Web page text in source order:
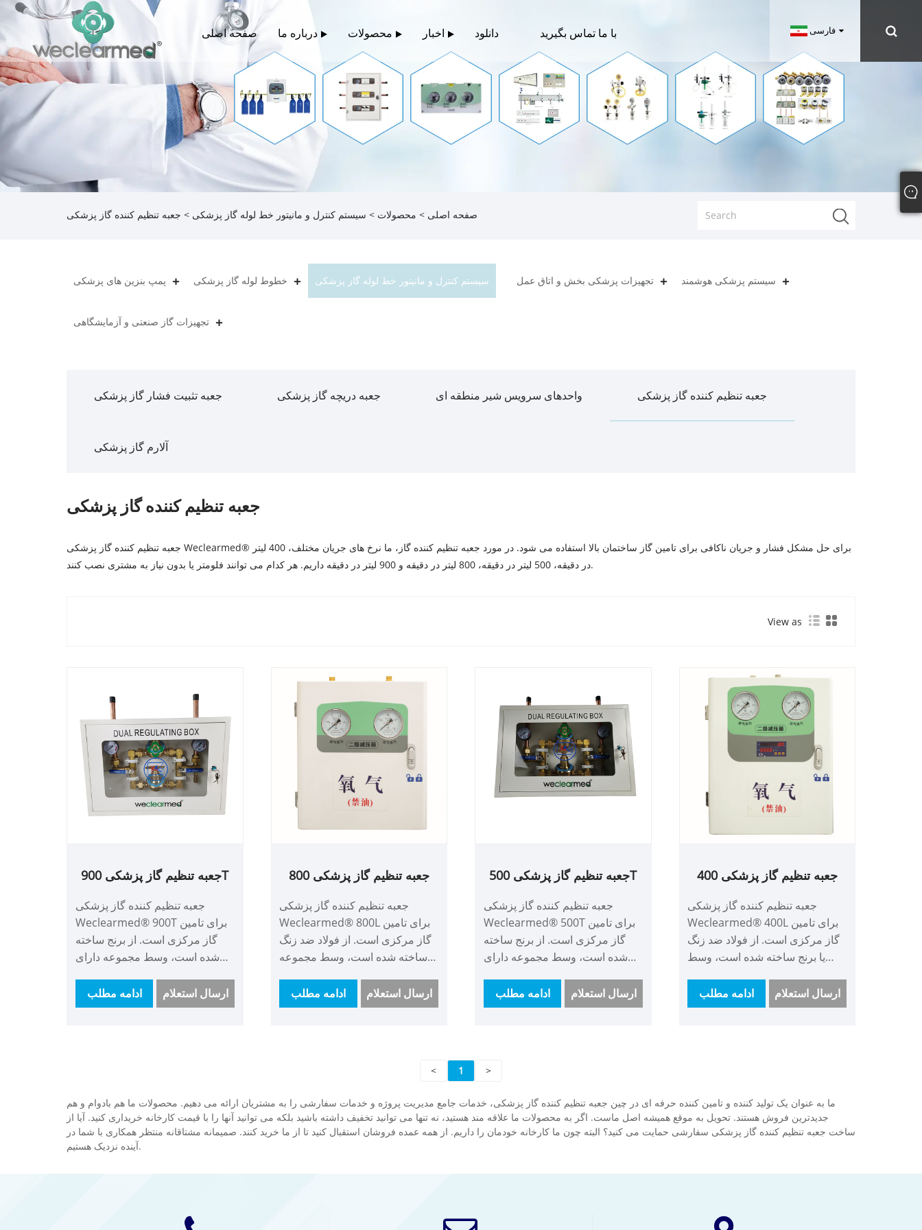
صفحه اصلی درباره ما محصولات اخبار دانلود با ما تماس بگیرید فارسی
صفحه اصلی > محصولات > سیستم کنترل و مانیتور خط لوله گاز پزشکی > جعبه تنظیم کننده گاز پزشکی
پمپ بنزین های پزشکی خطوط لوله گاز پزشکی سیستم کنترل و مانیتور خط لوله گاز پزشکی تجهیزات پزشکی بخش و اتاق عمل سیستم پزشکی هوشمند
تجهیزات گاز صنعتی و آزمایشگاهی
جعبه تثبیت فشار گاز پزشکی جعبه دریچه گاز پزشکی واحدهای سرویس شیر منطقه ای جعبه تنظیم کننده گاز پزشکی
آلارم گاز پزشکی
جعبه تنظیم کننده گاز پزشکی
جعبه تنظیم کننده گاز پزشکی Weclearmed® برای حل مشکل فشار و جریان ناکافی برای تامین گاز ساختمان بالا استفاده می شود. در مورد جعبه تنظیم کننده گاز، ما نرخ های جریان مختلف، 400 لیتر
در دقیقه، 500 لیتر در دقیقه، 800 لیتر در دقیقه و 900 لیتر در دقیقه داریم. هر کدام می توانند فلومتر یا بدون نیاز به مشتری نصب کنند.
View as
جعبه تنظیم گاز پزشکی 900T
جعبه تنظیم کننده گاز پزشکی
Weclearmed® 900T برای تامین
گاز مرکزی است. از برنج ساخته
شده است، وسط مجموعه دارای
را به فشار کم تبدیل می کند تا فشار
گاز کل ساختمان را ثابت تر کند.
یکی دارای فلومتر را می توان خواند
و به جعبه زنگ وصل کرد.
ادامه مطلب ارسال استعلام
جعبه تنظیم گاز پزشکی 800
جعبه تنظیم کننده گاز پزشکی
Weclearmed® 800L برای تامین
گاز مرکزی است. از فولاد ضد زنگ
ساخته شده است، وسط مجموعه
فشار بالا را به فشار پایین تبدیل می
کند تا فشار گاز کل ساختمان را
فلومتر قابل خواندن و اتصال به
ادامه مطلب ارسال استعلام
جعبه تنظیم گاز پزشکی 500T
جعبه تنظیم کننده گاز پزشکی
Weclearmed® 500T برای تامین
گاز مرکزی است. از برنج ساخته
شده است، وسط مجموعه دارای
را به فشار پایین تبدیل می کند تا
فشار گاز کل ساختمان را ثابت تر
یا بدون فلومتر داریم که به شما
اجازه می دهیم آن را انتخاب کنید.
یکی دارای فلومتر را می توان خواند
و به جعبه زنگ وصل کرد.
ادامه مطلب ارسال استعلام
جعبه تنظیم گاز پزشکی 400
جعبه تنظیم کننده گاز پزشکی
Weclearmed® 400L برای تامین
گاز مرکزی است. از فولاد ضد زنگ
یا برنج ساخته شده است، وسط
است که فشار بالا را به فشار پایین
تبدیل می کند تا فشار گاز کل
دهیم آن را انتخاب کنید. یکی دارای
فلومتر را می توان خواند و به جعبه
ادامه مطلب ارسال استعلام
< 1 >
ما به عنوان یک تولید کننده و تامین کننده حرفه ای در چین جعبه تنظیم کننده گاز پزشکی، خدمات جامع مدیریت پروژه و خدمات سفارشی را به مشتریان ارائه می دهیم. محصولات ما هم بادوام و هم
جدیدترین فروش هستند. تحویل به موقع همیشه اصل ماست. اگر به محصولات ما علاقه مند هستید، نه تنها می توانید تخفیف داشته باشید بلکه می توانید آنها را با قیمت کارخانه خریداری کنید. آیا از
ساخت جعبه تنظیم کننده گاز پزشکی سفارشی حمایت می کنید؟ البته چون ما کارخانه خودمان را داریم. از همه عمده فروشان استقبال کنید تا از ما خرید کنند. صمیمانه مشتاقانه منتظر همکاری با شما در
آینده نزدیک هستیم.